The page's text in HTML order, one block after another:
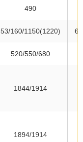
490
53/160/1150(1220)
520/550/680
1844/1914
1894/1914